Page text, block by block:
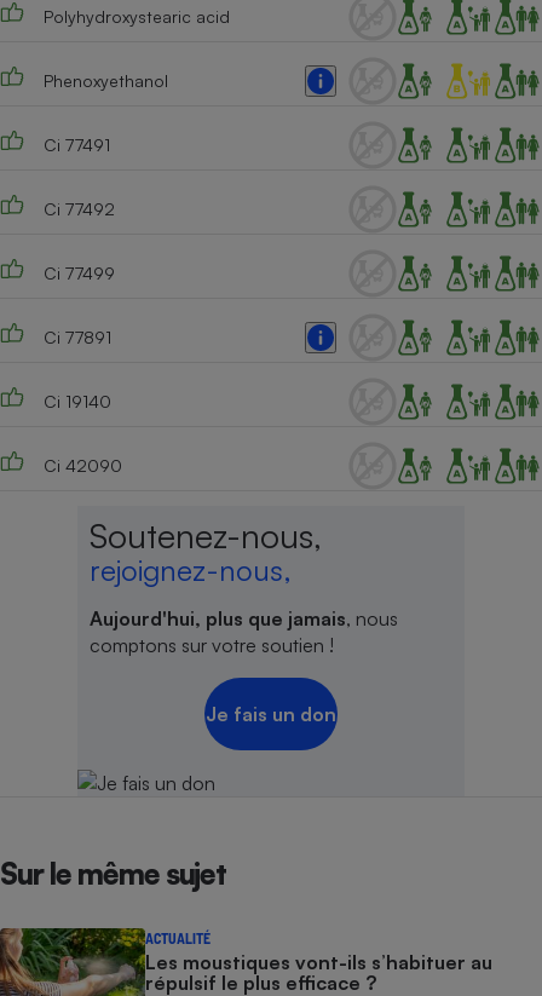
Polyhydroxystearic acid
Phenoxyethanol
Ci 77491
Ci 77492
Ci 77499
Ci 77891
Ci 19140
Ci 42090
Soutenez-nous,
rejoignez-nous,
Aujourd'hui, plus que jamais, nous
comptons sur votre soutien !
Je fais un don
Sur le même sujet
ACTUALITÉ
Les moustiques vont-ils s’habituer au
répulsif le plus efficace ?